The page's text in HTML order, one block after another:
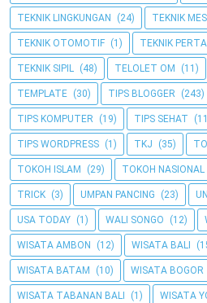
TEKNIK LINGKUNGAN (24) TEKNIK
TEKNIK OTOMOTIF (1) TEKNIK
TEKNIK SIPIL (48) TELOLET OM (11)
TEMPLATE (30) TIPS BLOGGER (243)
TIPS KOMPUTER (19) TIPS SEHAT
TIPS WORDPRESS (1) TKJ (35)
TOKOH ISLAM (29) TOKOH NASIONAL
TRICK (3) UMPAN PANCING (23)
USA TODAY (1) WALI SONGO (12)
WISATA AMBON (12) WISATA BALI
WISATA BATAM (10) WISATA BOGOR
WISATA TABANAN BALI (1) WISATA